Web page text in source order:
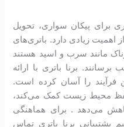
برای پیکان سواری، تحویل
اهمیت زیادی دارد. باتری‌های
مانند سرب و اسید هستند
برنا باتری با ارائه
فرآیند را آسان کرده است.
حفظ محیط زیست کمک می‌کند،
کاهش می‌دهد . برای هماهنگی
پشتیبانی برنا باتری تماس